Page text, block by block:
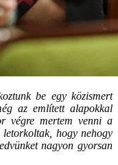
be egy közismert
az említett alapokkal
végre mertem venni a
hogy nehogy
nagyon gyorsan